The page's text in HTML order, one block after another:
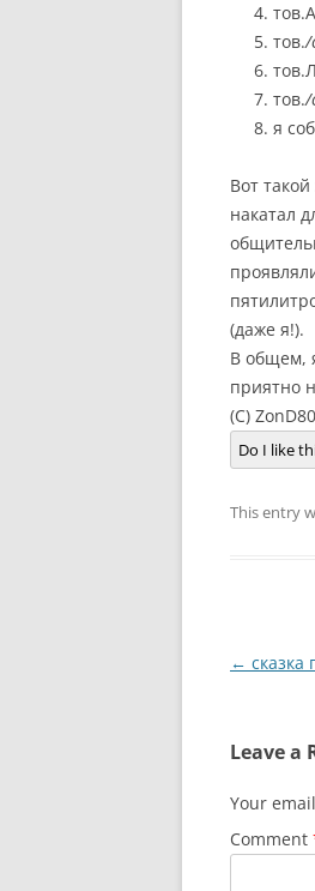
тов./
тов./
я
Вот
накатал
(даже я!).
В общем,
приятно
(C) ZonD80
Do I like
This entry
Post
← сказка
Leave a
Your
Comment